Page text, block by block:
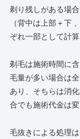
剃り残しがある場
（背中は上部＋下
ぞれ一部として計
剃毛は施術時間に
毛量が多い場合は
あり、そちらは消
合でも施術代金は変
毛抜きによる処理